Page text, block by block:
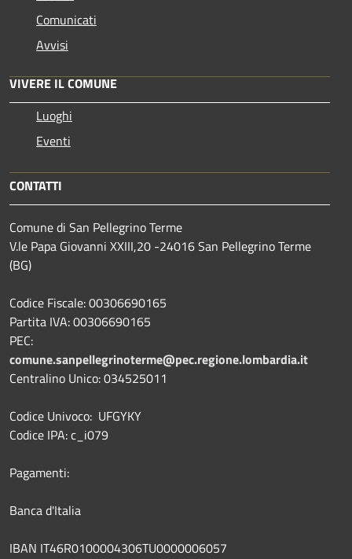
Comunicati
Avvisi
VIVERE IL COMUNE
Luoghi
Eventi
CONTATTI
Comune di San Pellegrino Terme
V.le Papa Giovanni XXIII,20 -24016 San Pellegrino Terme
(BG)
Codice Fiscale: 00306690165
Partita IVA: 00306690165
PEC:
comune.sanpellegrinoterme@pec.regione.lombardia.it
Centralino Unico: 034525011
Codice Univoco: UFGYKY
Codice IPA: c_i079
Pagamenti:
Banca d'Italia
IBAN IT46R0100004306TU0000006057